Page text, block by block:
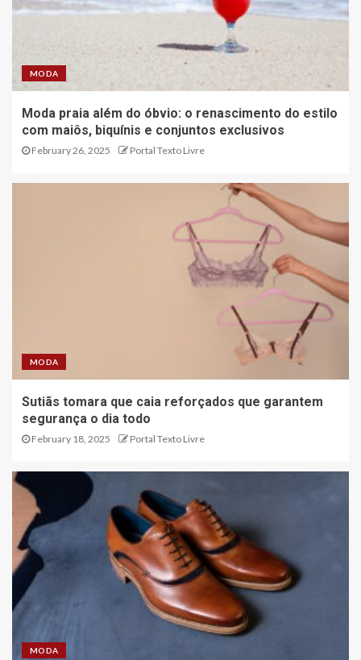
MODA
Moda praia além do óbvio: o renascimento do estilo
com maiôs, biquínis e conjuntos exclusivos
February 26, 2025 Portal Texto Livre
MODA
Sutiãs tomara que caia reforçados que garantem
segurança o dia todo
February 18, 2025 Portal Texto Livre
MODA